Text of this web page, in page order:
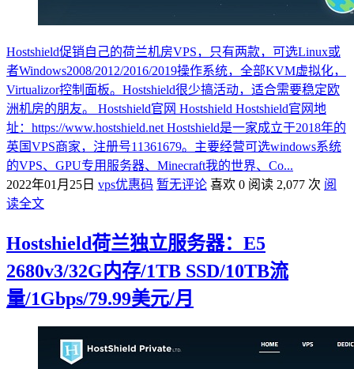
Hostshield促销自己的荷兰机房VPS，只有两款，可选Linux或
者Windows2008/2012/2016/2019操作系统，全部KVM虚拟化，
Virtualizor控制面板。Hostshield很少搞活动，适合需要稳定欧
洲机房的朋友。 Hostshield官网 Hostshield Hostshield官网地
址：https://www.hostshield.net Hostshield是一家成立于2018年的
英国VPS商家，注册号11361679。主要经营可选windows系统
的VPS、GPU专用服务器、Minecraft我的世界、Co...
2022年01月25日 vps优惠码 暂无评论 喜欢 0 阅读 2,077 次 阅
读全文
Hostshield荷兰独立服务器：E5
2680v3/32G内存/1TB SSD/10TB流
量/1Gbps/79.99美元/月